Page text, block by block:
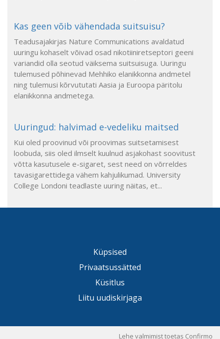
Kas geen võib vähendada suitsuisu?
Teadusajakirjas Nature Communications avaldatud
uuringu kohaselt võivad osad nikotiiniretseptori geeni
variandid olla seotud väiksema suitsuisuga. Uuringu
tulemused põhinevad Mehhiko elanikkonna andmetel
ning tulemusi kõrvututati Aasia ja Euroopa päritolu
elanikkonna andmetega.
Uuringud: halvimad e-vedeliku maitsed
Kui oled proovinud või proovimas suitsetamisest
loobuda, siis oled ilmselt kuulnud asjakohast soovitust
võtta kasutusele e-sigaret, sest need on võrreldes
tavasigarettidega vähem kahjulikumad. University
College Londoni teadlaste uuring näitas, et...
Küpsised
Privaatsussätted
Küsitlus
Liitu uudiskirjaga
Lehe valmimist toetas Confirmo